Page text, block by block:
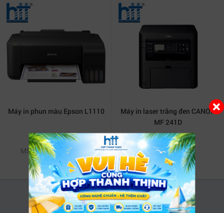
Máy in phun màu Epson L1110
3,489,000 VNĐ
MSP: NY-EPSONL1110
Máy in laser trắng đen CANON
MF 241D
8,290,000 VNĐ
MSP: NY-MF241D
Xem tất cả